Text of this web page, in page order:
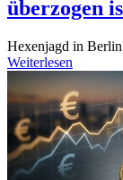
überzogen
Hexenjagd in
Weiterlesen